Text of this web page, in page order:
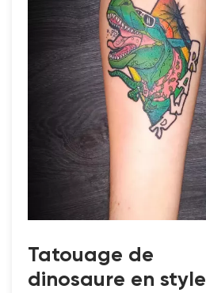
Tatouage de
dinosaure en style